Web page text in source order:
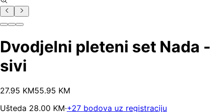
Dvodjelni pleteni set Nada -
sivi
27.95 KM55.95 KM
Ušteda 28.00 KM·+27 bodova uz registraciju